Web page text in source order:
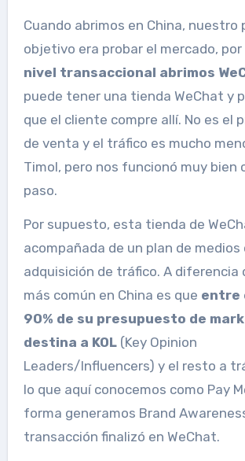
Cuando abrimos en China, nuestro
objetivo era probar el mercado, por
nivel transaccional abrimos
puede tener una tienda WeChat y
que el cliente compre allí. No es el
de venta y el tráfico es mucho
Timol, pero nos funcionó muy bien
paso.
Por supuesto, esta tienda de
acompañada de un plan de medios
adquisición de tráfico. A diferencia
más común en China es que entre
90% de su presupuesto de
destina a KOL(Key Opinion
Leaders/Influencers) y el resto a
lo que aquí conocemos como Pay
forma generamos Brand
transacción finalizó en WeChat.